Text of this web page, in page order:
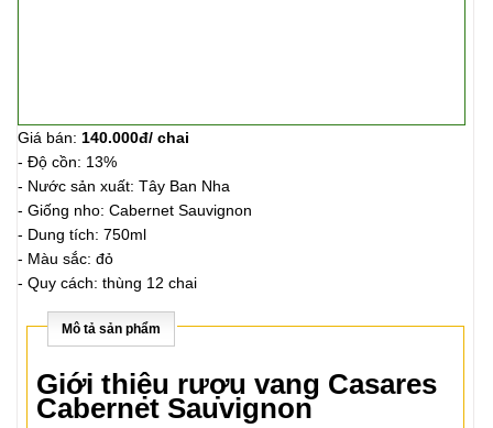
Giá bán: 140.000đ/ chai
- Độ cồn: 13%
- Nước sản xuất: Tây Ban Nha
- Giống nho: Cabernet Sauvignon
- Dung tích: 750ml
- Màu sắc: đỏ
- Quy cách: thùng 12 chai
Mô tả sản phẩm
Giới thiệu rượu vang Casares
Cabernet Sauvignon